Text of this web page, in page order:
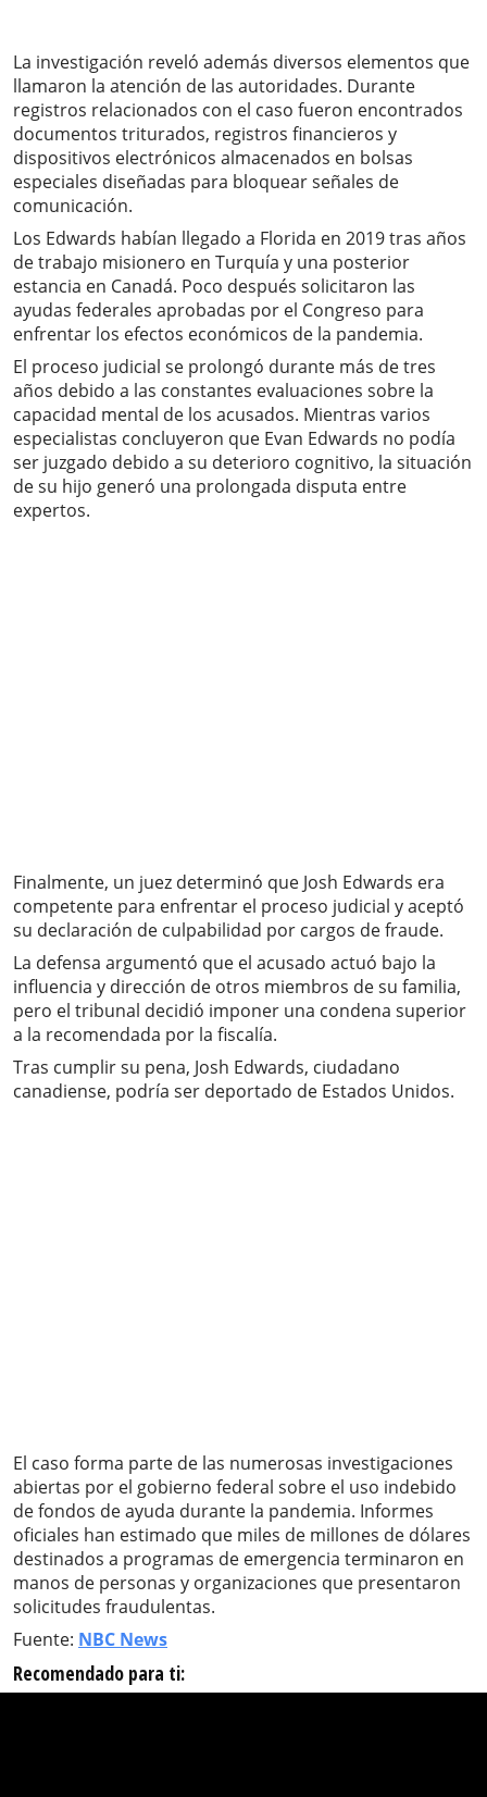
La investigación reveló además diversos elementos que
llamaron la atención de las autoridades. Durante
registros relacionados con el caso fueron encontrados
documentos triturados, registros financieros y
dispositivos electrónicos almacenados en bolsas
especiales diseñadas para bloquear señales de
comunicación.
Los Edwards habían llegado a Florida en 2019 tras años
de trabajo misionero en Turquía y una posterior
estancia en Canadá. Poco después solicitaron las
ayudas federales aprobadas por el Congreso para
enfrentar los efectos económicos de la pandemia.
El proceso judicial se prolongó durante más de tres
años debido a las constantes evaluaciones sobre la
capacidad mental de los acusados. Mientras varios
especialistas concluyeron que Evan Edwards no podía
ser juzgado debido a su deterioro cognitivo, la situación
de su hijo generó una prolongada disputa entre
expertos.
Finalmente, un juez determinó que Josh Edwards era
competente para enfrentar el proceso judicial y aceptó
su declaración de culpabilidad por cargos de fraude.
La defensa argumentó que el acusado actuó bajo la
influencia y dirección de otros miembros de su familia,
pero el tribunal decidió imponer una condena superior
a la recomendada por la fiscalía.
Tras cumplir su pena, Josh Edwards, ciudadano
canadiense, podría ser deportado de Estados Unidos.
El caso forma parte de las numerosas investigaciones
abiertas por el gobierno federal sobre el uso indebido
de fondos de ayuda durante la pandemia. Informes
oficiales han estimado que miles de millones de dólares
destinados a programas de emergencia terminaron en
manos de personas y organizaciones que presentaron
solicitudes fraudulentas.
Fuente: NBC News
Recomendado para ti: